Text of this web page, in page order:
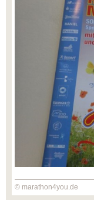
© marathon4you.de